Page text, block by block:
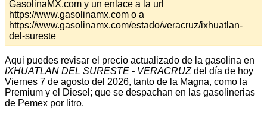
GasolinaMX.com y un enlace a la url
https://www.gasolinamx.com o a
https://www.gasolinamx.com/estado/veracruz/ixhuatlan-
del-sureste
Aqui puedes revisar el precio actualizado de la gasolina en
IXHUATLAN DEL SURESTE - VERACRUZdel día de hoy
Viernes 7 de agosto del 2026, tanto de la Magna, como la
Premium y el Diesel; que se despachan en las gasolinerias
de Pemex por litro.